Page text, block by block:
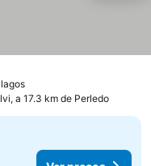
a 17.3 km de Perledo